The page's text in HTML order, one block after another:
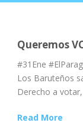
Queremos
#31Ene
Los Baruteños
Derecho a
Read More